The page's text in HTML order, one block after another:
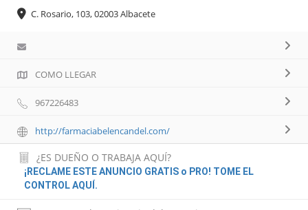
C. Rosario, 103, 02003 Albacete
COMO LLEGAR
967226483
http://farmaciabelencandel.com/
¿ES DUEÑO O TRABAJA AQUÍ?
¡RECLAME ESTE ANUNCIO GRATIS o PRO! TOME EL
CONTROL AQUÍ.